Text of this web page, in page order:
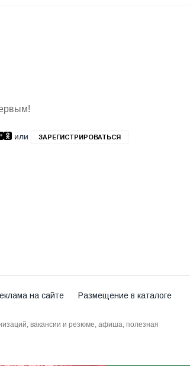
или ЗАРЕГИСТРИРОВАТЬСЯ
на сайте Размещение в каталоге
вакансии и резюме, афиша, полезная